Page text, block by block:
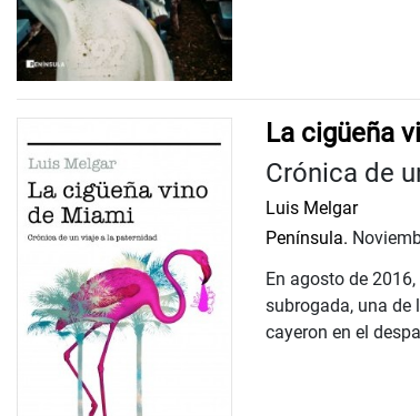
La cigüeña
Crónica de
Luis Melgar
Península.
En agosto de
subrogada, una de
cayeron en el